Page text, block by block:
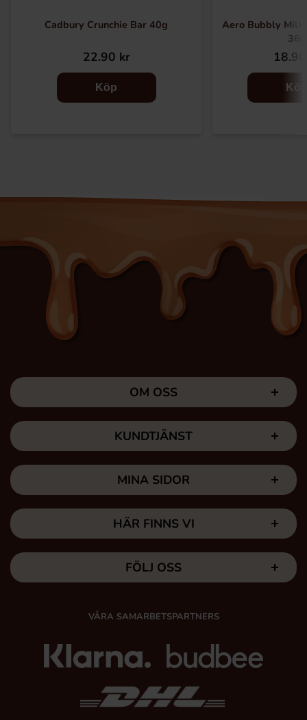
Cadbury Crunchie Bar 40g
22.90 kr
Köp
Aero Bubbly Milk
36g
Köp
OM OSS
KUNDTJÄNST
MINA SIDOR
HÄR FINNS VI
FÖLJ OSS
VÅRA SAMARBETSPARTNERS